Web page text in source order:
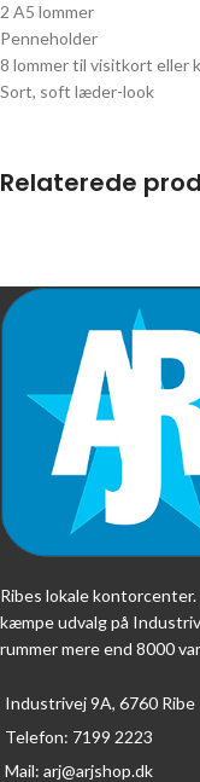
2 A5 lommer
Penneholder
8 lommer til visitkort eller
Sort, soft læder-look
Relaterede
Ribes lokale
kæmpe udvalg på
rummer mere end 8000
Industrivej 9A, 6760 Ribe
Telefon: 7199 2223
Mail: arj@arjshop.dk